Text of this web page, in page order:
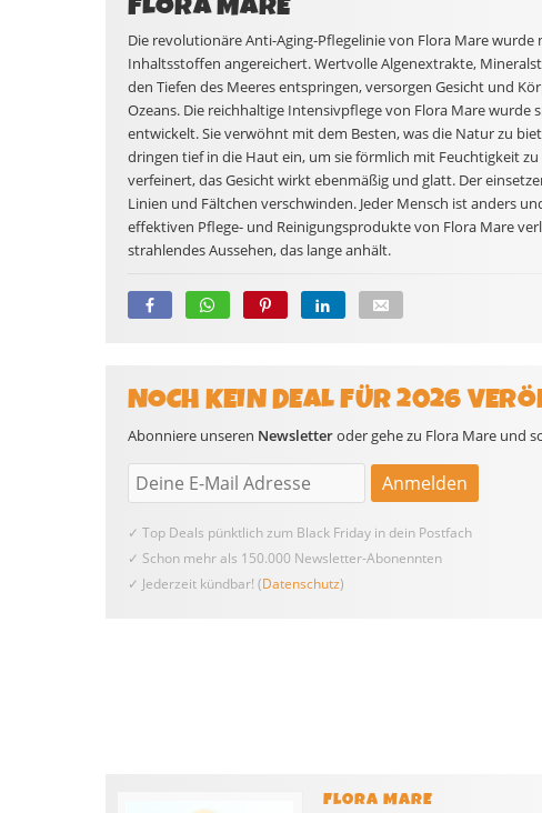
Die revolutionäre Anti-Aging-Pflegelinie von Flora Mare
Inhaltsstoffen angereichert. Wertvolle Algenextrakte,
den Tiefen des Meeres entspringen, versorgen Gesicht und
Ozeans. Die reichhaltige Intensivpflege von Flora Mare wurde
entwickelt. Sie verwöhnt mit dem Besten, was die Natur zu
dringen tief in die Haut ein, um sie förmlich mit Feuchtigkeit
verfeinert, das Gesicht wirkt ebenmäßig und glatt. Der
Linien und Fältchen verschwinden. Jeder Mensch ist anders
effektiven Pflege- und Reinigungsprodukte von Flora Mare
strahlendes Aussehen, das lange anhält.
NOCH KEIN DEAL FÜR 2026
Abonniere unseren Newsletteroder gehe zu Flora Mare und
✓ Top Deals pünktlich zum Black Friday in dein Postfach
✓ Schon mehr als 150.000 Newsletter-Abonennten
✓ Jederzeit kündbar! (Datenschutz)
FLORA MARE